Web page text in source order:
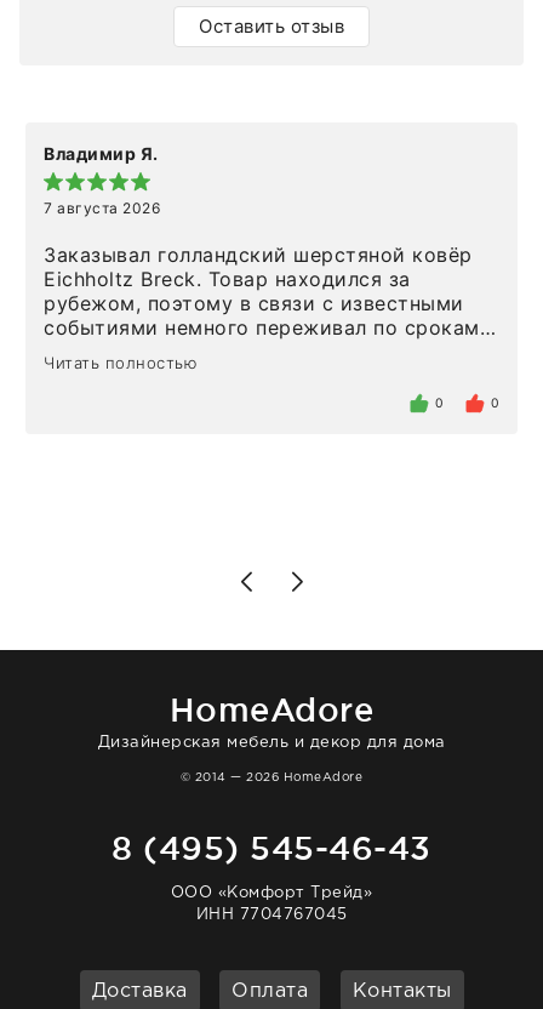
Оставить отзыв
Владимир Я.
7 августа 2026
Заказывал голландский шерстяной ковёр
Eichholtz Breck. Товар находился за
рубежом, поэтому в связи с известными
событиями немного переживал по срокам.
Но homeadore привезли ровно в
определенное в договоре время, без
то качество выше всяких похвал. Выглядит
Читать полностью
0 0
HomeAdore
Дизайнерская мебель и декор для дома
© 2014 — 2026 HomeAdore
8 (495) 545-46-43
ООО «Комфорт Трейд»
ИНН 7704767045
Доставка Оплата Контакты